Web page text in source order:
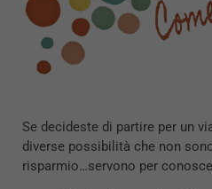
Se decideste di partire per un
diverse possibilità che non
risparmio…servono per